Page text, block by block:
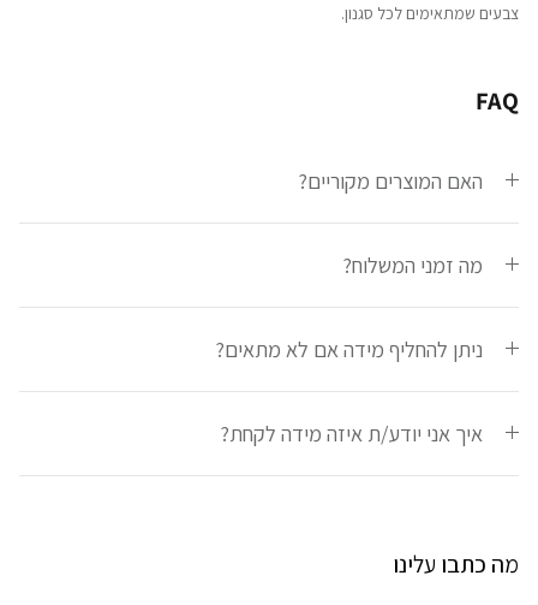
צבעים שמתאימים לכל סגנון.
FAQ
האם המוצרים מקוריים?
מה זמני המשלוח?
ניתן להחליף מידה אם לא מתאים?
איך אני יודע/ת איזה מידה לקחת?
מה כתבו עלינו